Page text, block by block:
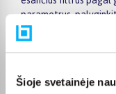
Šioje svetainėje
parametrus,
variantą. Prekių
svarbiausia
patogiai apsipirkti
The ordinary